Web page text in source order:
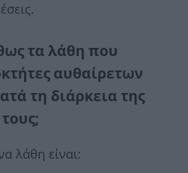
τα λάθη που
αυθαίρετων
τη διάρκεια της
λάθη είναι: